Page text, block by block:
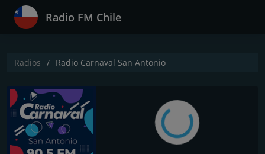
Radio FM Chile
Radios Radio Carnaval San Antonio